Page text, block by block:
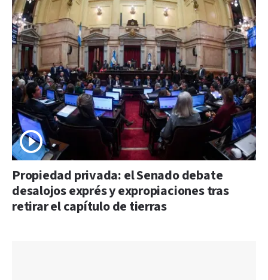
Propiedad privada: el Senado debate
desalojos exprés y expropiaciones tras
retirar el capítulo de tierras